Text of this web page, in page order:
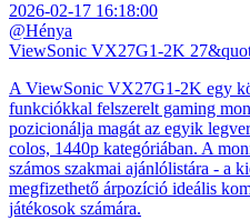
2026-02-17 16:18:00
@Hénya
ViewSonic VX27G1-2K
A ViewSonic VX27G1-2K egy
funkciókkal felszerelt gaming
pozicionálja magát az egyik
colos, 1440p kategóriában. A
számos szakmai ajánlólistára - a
megfizethető árpozíció ideális
játékosok számára.